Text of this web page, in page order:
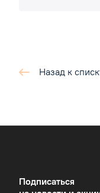
Назад к
Подписаться